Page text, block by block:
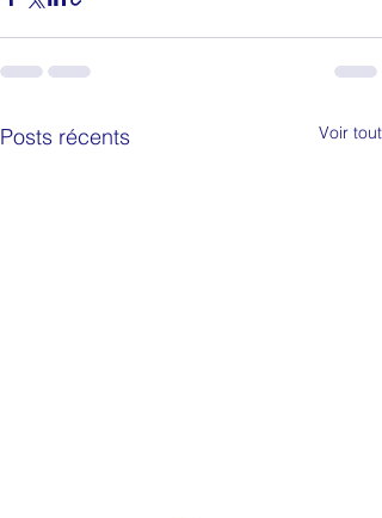
Posts récents Voir tout